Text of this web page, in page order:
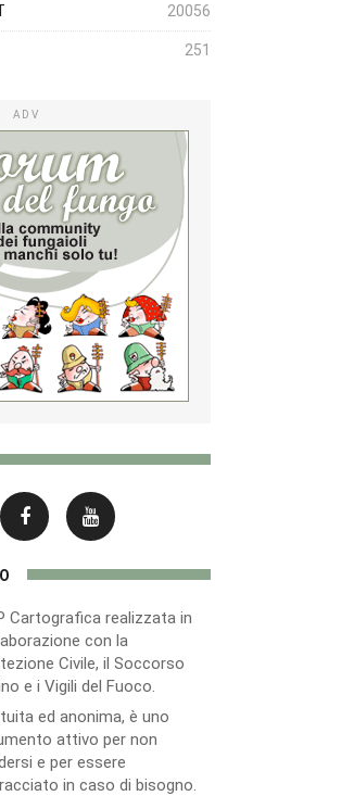
20056
251
ADV
Cartografica realizzata in
con la
Civile, il Soccorso
e i Vigili del Fuoco.
ed anonima, è uno
attivo per non
e per essere
in caso di bisogno.